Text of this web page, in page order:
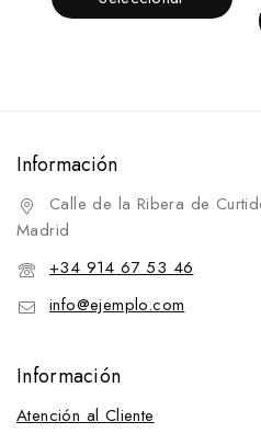
Información
Calle de la Ribera de
Madrid
+34 914 67 53 46
info@ejemplo.com
Información
Atención al Cliente